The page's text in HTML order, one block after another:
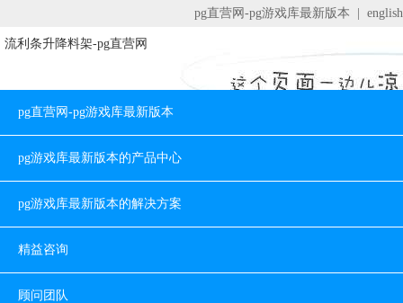
pg直营网-pg游戏库最新版本 english
流利条升降料架-pg直营网
pg直营网-pg游戏库最新版本
pg游戏库最新版本的产品中心
pg游戏库最新版本的解决方案
精益咨询
顾问团队